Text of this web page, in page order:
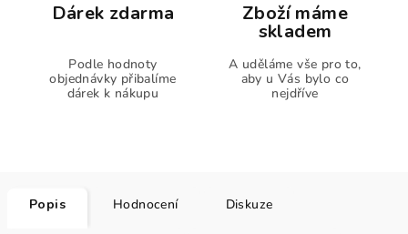
Dárek zdarma
Podle hodnoty
objednávky přibalíme
dárek k nákupu
Zboží máme
skladem
A uděláme vše pro to,
aby u Vás bylo co
nejdříve
Popis Hodnocení Diskuze